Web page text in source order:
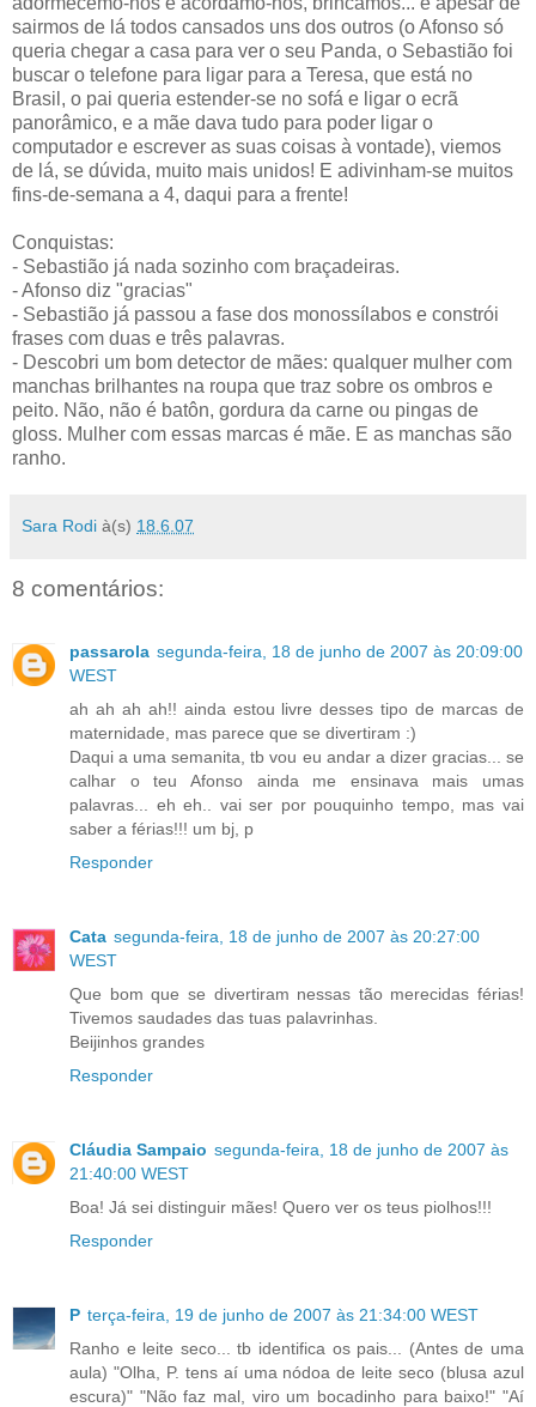
sairmos de lá todos cansados uns dos outros (o Afonso só
queria chegar a casa para ver o seu Panda, o Sebastião foi
buscar o telefone para ligar para a Teresa, que está no
Brasil, o pai queria estender-se no sofá e ligar o ecrã
panorâmico, e a mãe dava tudo para poder ligar o
computador e escrever as suas coisas à vontade), viemos
de lá, se dúvida, muito mais unidos! E adivinham-se muitos
fins-de-semana a 4, daqui para a frente!
Conquistas:
- Sebastião já nada sozinho com braçadeiras.
- Afonso diz "gracias"
- Sebastião já passou a fase dos monossílabos e constrói
frases com duas e três palavras.
- Descobri um bom detector de mães: qualquer mulher com
manchas brilhantes na roupa que traz sobre os ombros e
peito. Não, não é batôn, gordura da carne ou pingas de
gloss. Mulher com essas marcas é mãe. E as manchas são
ranho.
Sara Rodi à(s) 18.6.07
8 comentários:
passarola segunda-feira, 18 de junho de 2007 às 20:09:00
WEST
ah ah ah ah!! ainda estou livre desses tipo de marcas de
maternidade, mas parece que se divertiram :)
Daqui a uma semanita, tb vou eu andar a dizer gracias... se
calhar o teu Afonso ainda me ensinava mais umas
palavras... eh eh.. vai ser por pouquinho tempo, mas vai
saber a férias!!! um bj, p
Responder
Cata segunda-feira, 18 de junho de 2007 às 20:27:00
WEST
Que bom que se divertiram nessas tão merecidas férias!
Tivemos saudades das tuas palavrinhas.
Beijinhos grandes
Responder
Cláudia Sampaio segunda-feira, 18 de junho de 2007 às
21:40:00 WEST
Boa! Já sei distinguir mães! Quero ver os teus piolhos!!!
Responder
P terça-feira, 19 de junho de 2007 às 21:34:00 WEST
Ranho e leite seco... tb identifica os pais... (Antes de uma
aula) "Olha, P. tens aí uma nódoa de leite seco (blusa azul
escura)" "Não faz mal, viro um bocadinho para baixo!" "Aí